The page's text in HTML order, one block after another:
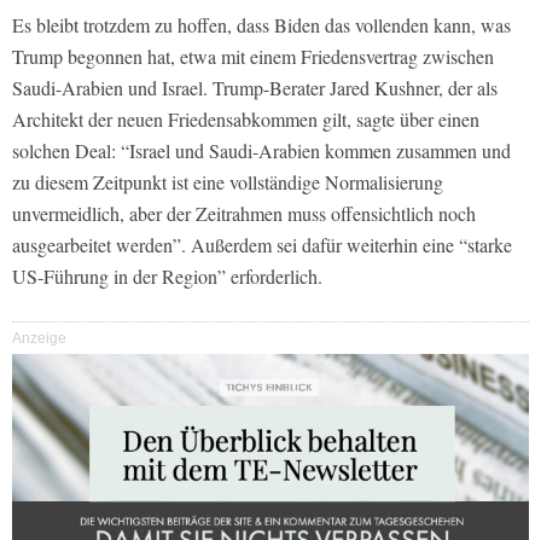
Es bleibt trotzdem zu hoffen, dass Biden das vollenden kann, was
Trump begonnen hat, etwa mit einem Friedensvertrag zwischen
Saudi-Arabien und Israel. Trump-Berater Jared Kushner, der als
Architekt der neuen Friedensabkommen gilt, sagte über einen
solchen Deal: “Israel und Saudi-Arabien kommen zusammen und
zu diesem Zeitpunkt ist eine vollständige Normalisierung
unvermeidlich, aber der Zeitrahmen muss offensichtlich noch
ausgearbeitet werden”. Außerdem sei dafür weiterhin eine “starke
US-Führung in der Region” erforderlich.
Anzeige